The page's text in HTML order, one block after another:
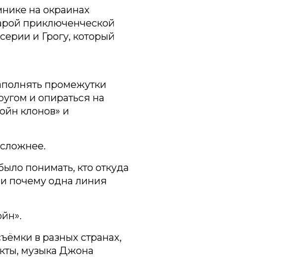
на окраинах
приключенческой
и Грогу, который
промежутки
и опираться на
клонов» и
понимать, кто откуда
почему одна линия
в разных странах,
музыка Джона